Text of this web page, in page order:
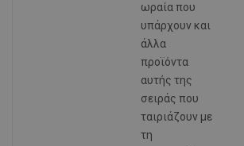
ωραία που
υπάρχουν και
άλλα
προϊόντα
αυτής της
σειράς που
ταιριάζουν με
τη